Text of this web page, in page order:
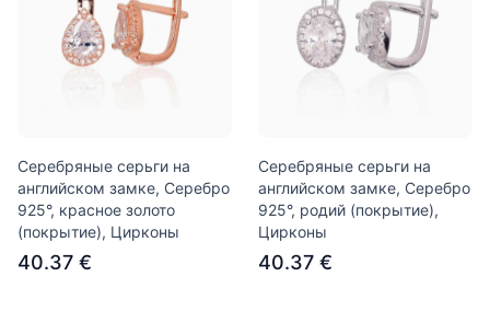
Серебряные серьги на
английском замке, Серебро
925°, красное золото
(покрытие), Цирконы
40.37 €
Серебряные серьги на
английском замке, Серебро
925°, родий (покрытие),
Цирконы
40.37 €